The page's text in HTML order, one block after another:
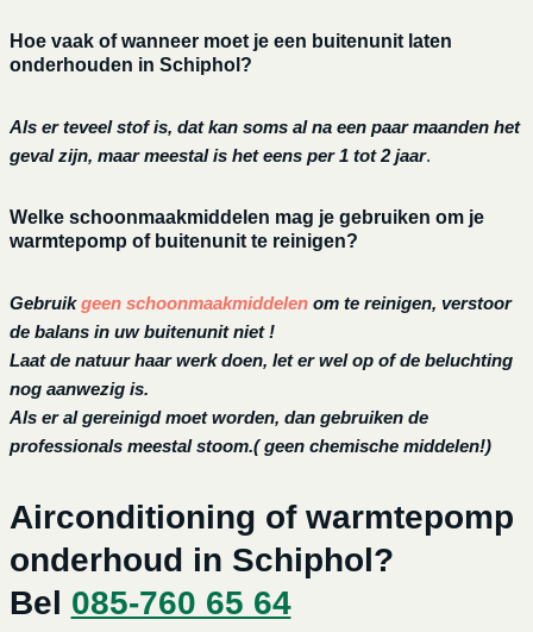
Hoe vaak of wanneer moet je een buitenunit laten
onderhouden in Schiphol?
Als er teveel stof is, dat kan soms al na een paar maanden het
geval zijn, maar meestal is het eens per 1 tot 2 jaar.
Welke schoonmaakmiddelen mag je gebruiken om je
warmtepomp of buitenunit te reinigen?
Gebruikgeen schoonmaakmiddelen om te reinigen, verstoor
de balans in uw buitenunit niet !
Laat de natuur haar werk doen, let er wel op of de beluchting
nog aanwezig is.
Als er al gereinigd moet worden, dan gebruiken de
professionals meestal stoom.( geen chemische middelen!)
Airconditioning of warmtepomp
onderhoud in Schiphol?
Bel 085-760 65 64